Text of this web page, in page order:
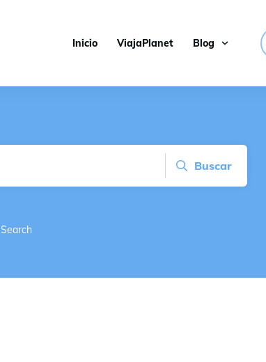
Inicio ViajaPlanet Blog
Buscar
Search